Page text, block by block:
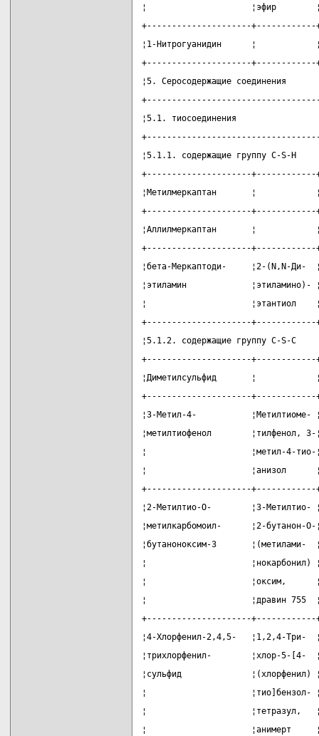
¦                     ¦эфир
+---------------------+------------
¦1-Нитрогуанидин      ¦
+---------------------+------------
¦5. Серосодержащие
¦5.1. тиосоединения
¦5.1.1. содержащие группу
+---------------------+------------
¦Метилмеркаптан       ¦
+---------------------+------------
¦Аллилмеркаптан       ¦
+---------------------+------------
¦бета-Меркаптоди-     ¦2-(N,N-
¦этиламин
¦                     ¦этантиол
+---------------------+------------
¦5.1.2. содержащие группу
+---------------------+------------
¦Диметилсульфид       ¦
+---------------------+------------
¦3-Метил-4-
¦метилтиофенол
¦                     ¦метил-4-
¦                     ¦анизол
+---------------------+------------
¦2-Метилтио-О-        ¦3-
¦метилкарбомоил-      ¦2-
¦бутаноноксим-3
¦
¦                     ¦оксим,
¦                     ¦дравин
+---------------------+------------
¦4-Хлорфенил-2,4,5-   ¦1,2,4-
¦трихлорфенил-        ¦хлор-5-
¦сульфид
¦
¦
¦                     ¦анимерт